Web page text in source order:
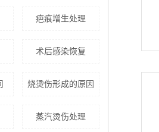
疤痕增生处理
术后感染恢复
烧烫伤形成的原因
蒸汽烫伤处理